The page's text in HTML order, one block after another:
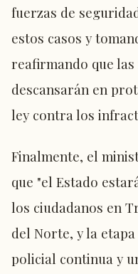
fuerzas de
estos casos y
reafirmando que las
descansarán en
ley contra los
Finalmente, el
que "el Estado
los ciudadanos en
del Norte, y la
policial continua y